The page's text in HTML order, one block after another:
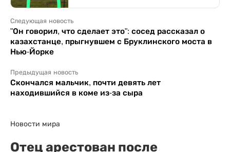
Следующая новость
"Он говорил, что сделает это": сосед рассказал о
казахстанце, прыгнувшем с Бруклинского моста в
Нью-Йорке
Предыдущая новость
Скончался мальчик, почти девять лет
находившийся в коме из-за сыра
Новости мира
Отец арестован после